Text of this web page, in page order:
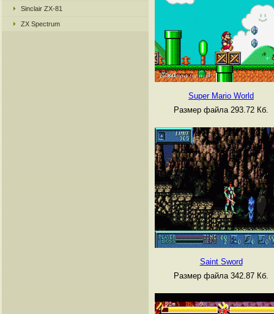
Sinclair ZX-81
ZX Spectrum
Super Mario World
Размер файла 293.72 Кб.
Saint Sword
Размер файла 342.87 Кб.